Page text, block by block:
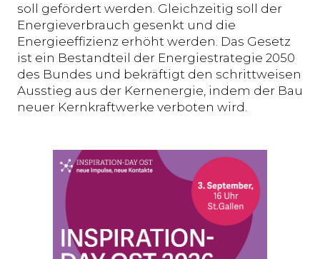
soll gefördert werden. Gleichzeitig soll der
Energieverbrauch gesenkt und die
Energieeffizienz erhöht werden. Das Gesetz
ist ein Bestandteil der Energiestrategie 2050
des Bundes und bekräftigt den schrittweisen
Ausstieg aus der Kernenergie, indem der Bau
neuer Kernkraftwerke verboten wird.